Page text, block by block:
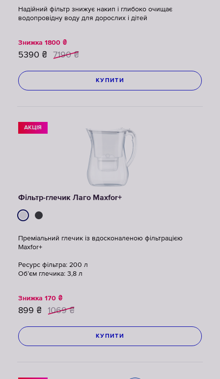
Надійний фільтр знижує накип і глибоко очищає
водопровідну воду для дорослих і дітей
Знижка 1800 ₴
5390 ₴ 7190 ₴
КУПИТИ
АКЦІЯ
Фільтр-глечик Лаго Maxfor+
Преміальний глечик із вдосконаленою фільтрацією
Maxfor+
Ресурс фільтра: 200 л
Об’єм глечика: 3,8 л
Знижка 170 ₴
899 ₴ 1069 ₴
КУПИТИ